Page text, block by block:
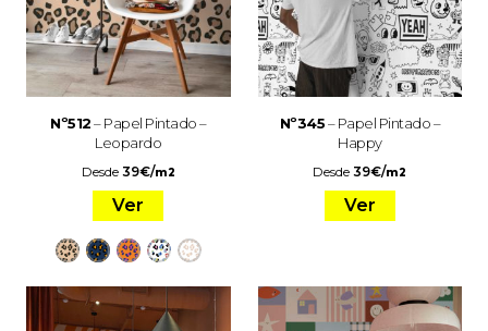
Nº512– Papel Pintado –
Leopardo
Desde 39€/m2
Ver
Nº345– Papel Pintado –
Happy
Desde39€/m2
Ver